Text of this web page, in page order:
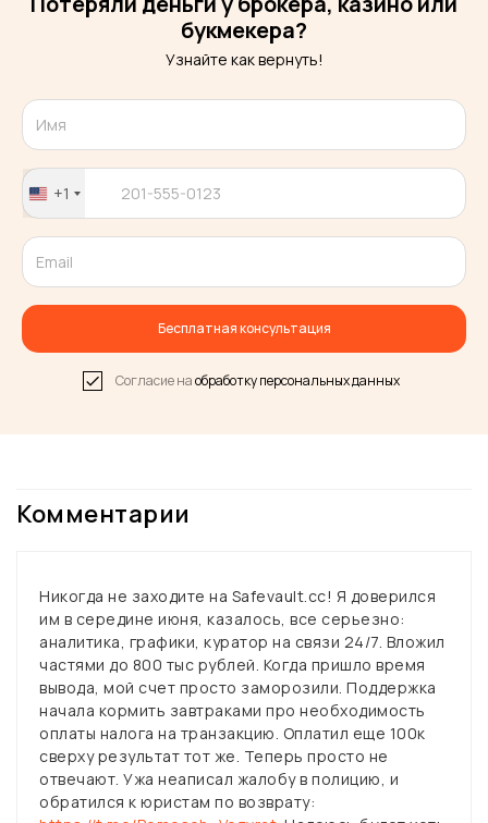
букмекера?
Узнайте как вернуть!
United
States
+1
Бесплатная консультация
Согласие наобработку персональных данных
Комментарии
Никогда не заходите на Safevault.cc! Я доверился
им в середине июня, казалось, все серьезно:
аналитика, графики, куратор на связи 24/7. Вложил
частями до 800 тыс рублей. Когда пришло время
вывода, мой счет просто заморозили. Поддержка
начала кормить завтраками про необходимость
оплаты налога на транзакцию. Оплатил еще 100к
сверху результат тот же. Теперь просто не
отвечают. Ужа неаписал жалобу в полицию, и
обратился к юристам по возврату: